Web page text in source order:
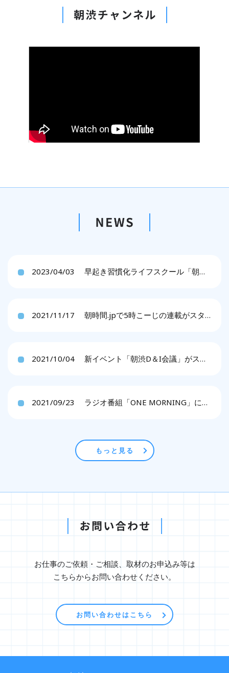
2023/04/03 早起き習慣化ライフスクール「朝渋DOJO」をリリースします。
2021/11/17 朝時間.jpで5時こーじの連載がスタートしました。
2021/10/04 新イベント「朝渋D＆I会議」がスタートしました。
2021/09/23 ラジオ番組「ONE MORNING」に5時こーじが出演しました。
もっと見る
お仕事のご依頼・ご相談、取材のお申込み等は
こちらからお問い合わせください。
お問い合わせはこちら